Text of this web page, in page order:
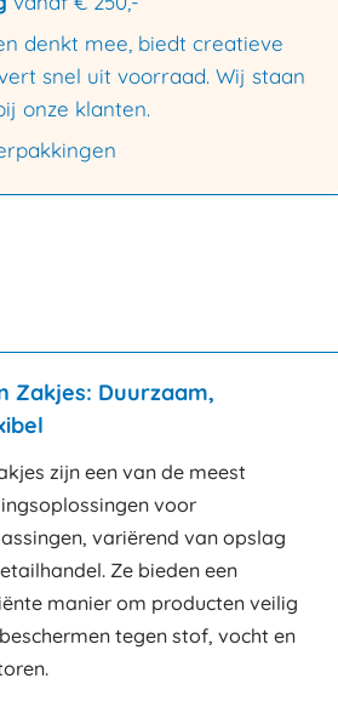
denkt mee, biedt creatieve
snel uit voorraad. Wij staan
onze klanten.
Zakjes: Duurzaam,
zijn een van de meest
voor
variërend van opslag
Ze bieden een
manier om producten veilig
tegen stof, vocht en